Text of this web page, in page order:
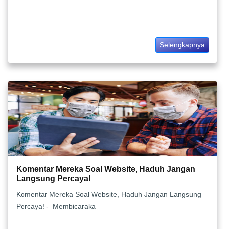
Selengkapnya
Komentar Mereka Soal Website, Haduh Jangan
Langsung Percaya!
Komentar Mereka Soal Website, Haduh Jangan Langsung
Percaya! - Membicaraka